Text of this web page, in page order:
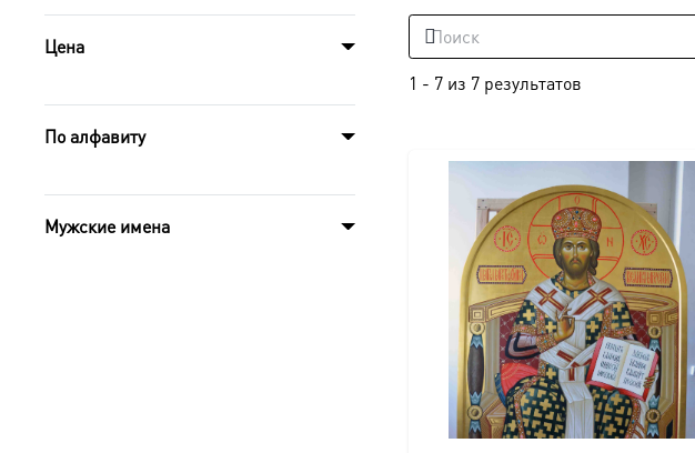
Цена
По алфавиту
Мужские имена
1 - 7 из 7 результатов